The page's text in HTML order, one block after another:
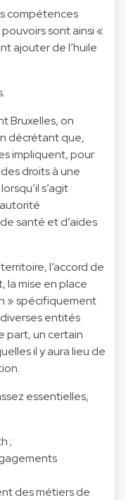
compétences
sont ainsi «
ajouter de l’huile
Bruxelles, on
décrétant que,
impliquent, pour
droits à une
s’agit
santé et d’aides
l’accord de
la mise en place
» spécifiquement
entités
part, un certain
il y aura lieu de
essentielles,
;
des métiers de